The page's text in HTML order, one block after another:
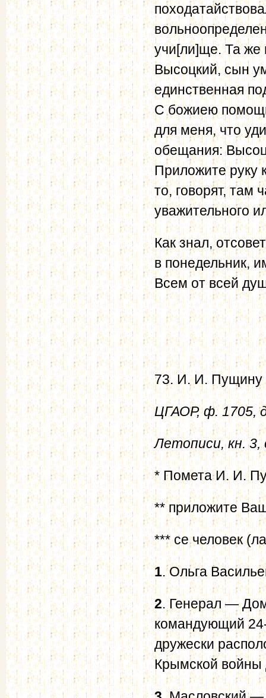
учи[ли]ще. Та же
Высоцкий, сын
единственная
С божиею
для меня, что
обещания:
Приложите руку
то, говорят, там
уважительного
Как знал,
в понедельник,
Всем от всей
73. И. И. Пущину
ЦГАОР, ф. 1705,
Летописи, кн.
* Помета И. И.
** приложите
*** се человек
1. Ольга
2. Генерал —
командующий
дружески
Крымской войны